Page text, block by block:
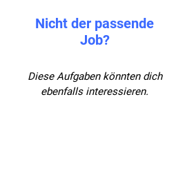
Nicht der passende
Job?
Diese Aufgaben könnten dich
ebenfalls interessieren.